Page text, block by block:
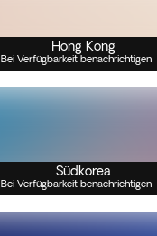
Hong Kong
Bei Verfügbarkeit benachrichtigen
Südkorea
Bei Verfügbarkeit benachrichtigen